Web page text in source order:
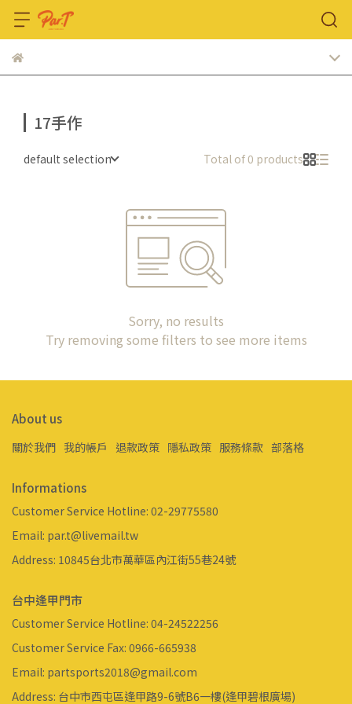
17手作
default selection Total of 0 products
Sorry, no results
Try removing some filters to see more items
About us
關於我們 我的帳戶 退款政策 隱私政策 服務條款 部落格
Informations
Customer Service Hotline: 02-29775580
Email: par.t@livemail.tw
Address: 10845台北市萬華區內江街55巷24號
台中逢甲門市
Customer Service Hotline: 04-24522256
Customer Service Fax: 0966-665938
Email: partsports2018@gmail.com
Address: 台中市西屯區逢甲路9-6號B6一樓(逢甲碧根廣場)